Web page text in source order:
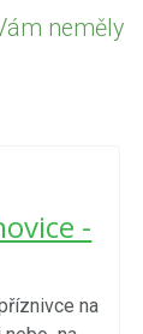
neměly
-
na